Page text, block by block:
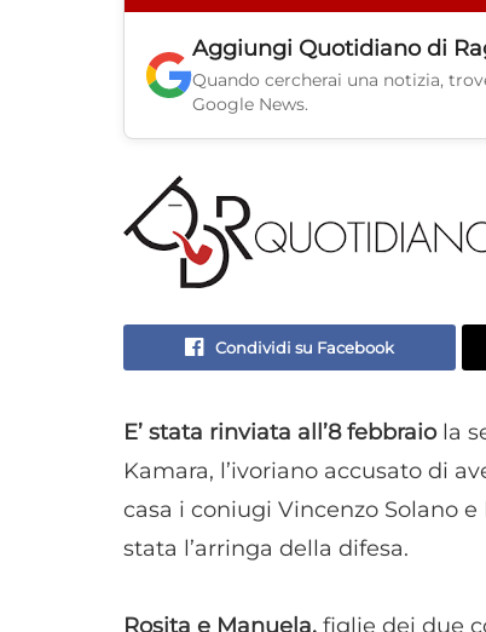
Aggiungi Quotidiano di
Quando cercherai una notizia,
Google News.
Condividi su Facebook
E’ stata rinviata all’8 febbraiola
Kamara, l’ivoriano accusato di
casa i coniugi Vincenzo Solano
stata l’arringa della difesa.
Rosita e Manuela, figlie dei due